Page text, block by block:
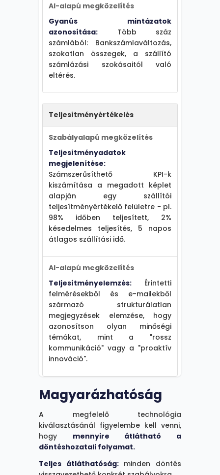
AI-alapú megközelítés
Gyanús mintázatok
azonosítása: Több száz
számlából: Bankszámlaváltozás,
szokatlan összegek, a szállító
számlázási szokásaitól való
eltérés.
Teljesítményértékelés
Szabályalapú megközelítés
Teljesítményadatok
megjelenítése:
Számszerűsíthető KPI-k
kiszámítása a megadott képlet
alapján egy szállítói
teljesítményértékelő felületre - pl.
98% időben teljesített, 2%
késedelmes teljesítés, 5 napos
átlagos szállítási idő.
AI-alapú megközelítés
Teljesítményelemzés: Érintetti
felmérésekből és e-mailekből
származó strukturálatlan
megjegyzések elemzése, hogy
azonosítson olyan minőségi
témákat, mint a "rossz
kommunikáció" vagy a "proaktív
innováció".
Magyarázhatóság
A megfelelő technológia
kiválasztásánál figyelembe kell venni,
hogy mennyire átlátható a
döntéshozatali folyamat.
Teljes átláthatóság:minden döntés